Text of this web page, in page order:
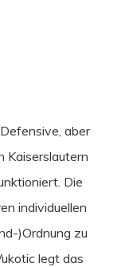
aber
Kaiserslautern
Die
individuellen
)Ordnung zu
legt das